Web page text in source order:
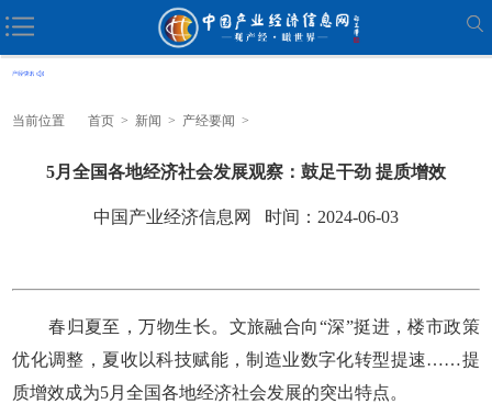
当前位置 首页 > 新闻 > 产经要闻 >
5月全国各地经济社会发展观察：鼓足干劲 提质增效
中国产业经济信息网 时间：2024-06-03
春归夏至，万物生长。文旅融合向“深”挺进，楼市政策
优化调整，夏收以科技赋能，制造业数字化转型提速……提
质增效成为5月全国各地经济社会发展的突出特点。